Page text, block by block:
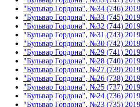
"Бульвар Гордона", №34 (746)
"Бульвар Гордона", №33 (745)
"Бульвар Гордона", №32 (744)
"Бульвар Гордона", №31 (743)
"Бульвар Гордона", №30 (742)
"Бульвар Гордона", №29 (741)
"Бульвар Гордона", №28 (740)
"Бульвар Гордона", №27 (739)
"Бульвар Гордона", №26 (738)
"Бульвар Гордона", №25 (737)
"Бульвар Гордона", №24 (736)
"Бульвар Гордона", №23 (735)